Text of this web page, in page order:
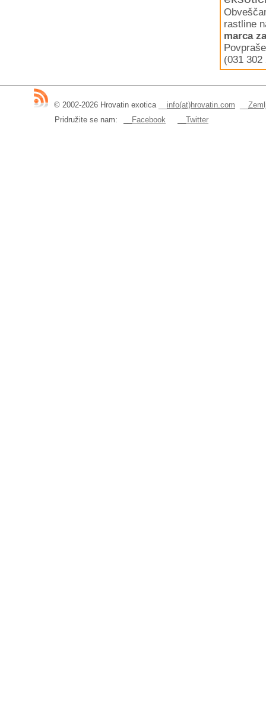
rastline
marca
(031
© 2002-2026 Hrovatin exotica__ info(at)hrovatin.com
Pridružite se nam:
__Facebook __Twitter